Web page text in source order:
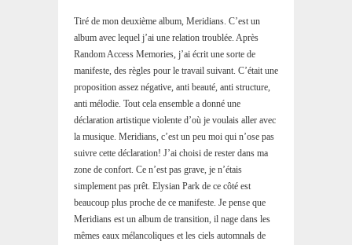
Tiré de mon deuxième album, Meridians. C’est un
album avec lequel j’ai une relation troublée. Après
Random Access Memories, j’ai écrit une sorte de
manifeste, des règles pour le travail suivant. C’était une
proposition assez négative, anti beauté, anti structure,
anti mélodie. Tout cela ensemble a donné une
déclaration artistique violente d’où je voulais aller avec
la musique. Meridians, c’est un peu moi qui n’ose pas
suivre cette déclaration! J’ai choisi de rester dans ma
zone de confort. Ce n’est pas grave, je n’étais
simplement pas prêt. Elysian Park de ce côté est
beaucoup plus proche de ce manifeste. Je pense que
Meridians est un album de transition, il nage dans les
mêmes eaux mélancoliques et les ciels automnals de